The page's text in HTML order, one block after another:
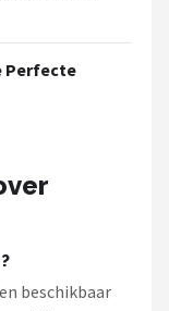
Perfecte
beschikbaar